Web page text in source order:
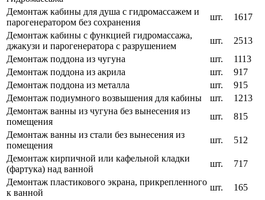
Демонтаж кабины для душа с гидромассажем и
парогенератором без сохранения
шт.
1617
Демонтаж кабины с функцией гидромассажа,
джакузи и парогенератора с разрушением
шт.
2513
Демонтаж поддона из чугуна
шт.
1113
Демонтаж поддона из акрила
шт.
917
Демонтаж поддона из металла
шт.
915
Демонтаж подиумного возвышения для кабины
шт.
1213
Демонтаж ванны из чугуна без вынесения из
помещения
шт.
815
Демонтаж ванны из стали без вынесения из
помещения
шт.
512
Демонтаж кирпичной или кафельной кладки
(фартука) над ванной
шт.
717
Демонтаж пластикового экрана, прикрепленного
к ванной
шт.
165